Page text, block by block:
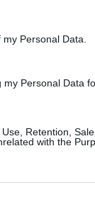
Personal Data.
Personal Data
Retention,
with the
von 40 €!